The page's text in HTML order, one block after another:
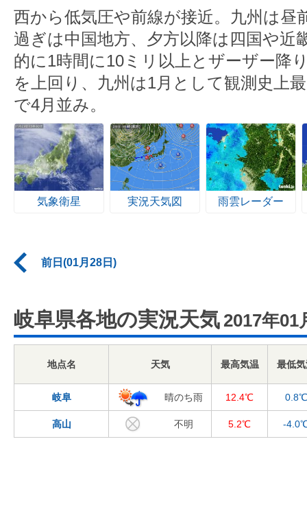
西から低気圧や前線が接近。九州は昼
過ぎは中国地方、夕方以降は四国や近
的に1時間に10ミリ以上とザーザー降
を上回り、九州は1月として観測史上
で4月並み。
気象衛星 実況天気図 雨雲レーダー
前日(01月28日)
岐阜県各地の実況天気 2017年01
地点名 天気 最高気温 最低
岐阜 晴のち雨 12.4℃ 0.8℃
高山 不明 5.2℃ -